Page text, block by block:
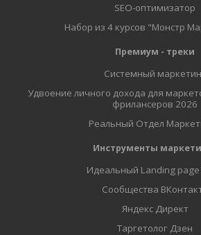
SEO-оптимизатор
Набор из 4 курсов "Монстр
Премиум - треки
Системный
Удвоение личного дохода для
фрилансеров 2026
Реальный Отдел
Инструменты
Идеальный Landing
Сообщества
Яндекс Директ
Таргетолог Дзен